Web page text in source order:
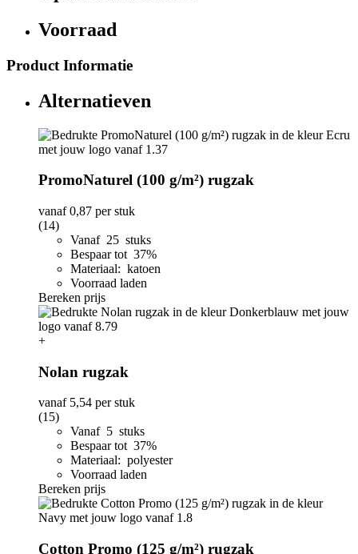
Voorraad
Product Informatie
Alternatieven
PromoNaturel (100 g/m²) rugzak
vanaf0,87 per stuk
(14)
Vanaf 25 stuks
Bespaar tot 37%
Materiaal: katoen
Voorraad laden
Bereken prijs
+
Nolan rugzak
vanaf 5,54 per stuk
(15)
Vanaf 5 stuks
Bespaar tot 37%
Materiaal: polyester
Voorraad laden
Bereken prijs
Cotton Promo (125 g/m²) rugzak